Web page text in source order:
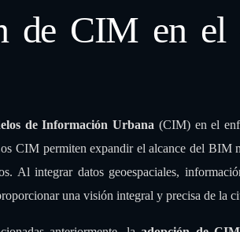
de CIM en
de Información Urbana (CIM) en el
CIM permiten expandir el alcance del BIM
Al integrar datos geoespaciales,